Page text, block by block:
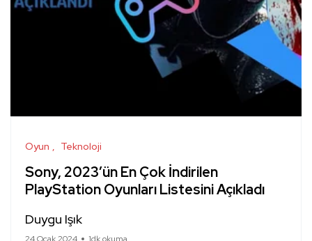
Oyun Teknoloji
Sony, 2023’ün En Çok İndirilen
PlayStation Oyunları Listesini Açıkladı
Duygu Işık